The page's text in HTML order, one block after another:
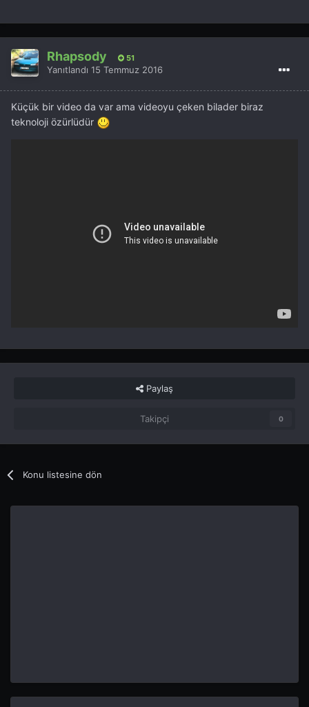
Rhapsody 51
Yanıtlandı 15 Temmuz 2016
Küçük bir video da var ama videoyu çeken bilader biraz
teknoloji özürlüdür
Paylaş
Takipçi 0
Konu listesine dön